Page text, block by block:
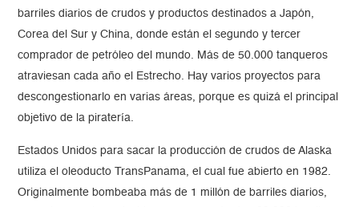
barriles diarios de crudos y productos destinados a Japón,
Corea del Sur y China, donde están el segundo y tercer
comprador de petróleo del mundo. Más de 50.000 tanqueros
atraviesan cada año el Estrecho. Hay varios proyectos para
descongestionarlo en varias áreas, porque es quizá el principal
objetivo de la piratería.
Estados Unidos para sacar la producción de crudos de Alaska
utiliza el oleoducto TransPanama, el cual fue abierto en 1982.
Originalmente bombeaba más de 1 millón de barriles diarios,